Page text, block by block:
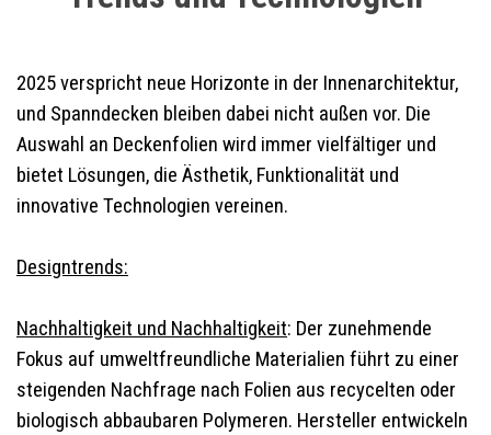
2025 verspricht neue Horizonte in der Innenarchitektur,
und Spanndecken bleiben dabei nicht außen vor. Die
Auswahl an Deckenfolien wird immer vielfältiger und
bietet Lösungen, die Ästhetik, Funktionalität und
innovative Technologien vereinen.
Designtrends:
Nachhaltigkeit und Nachhaltigkeit: Der zunehmende
Fokus auf umweltfreundliche Materialien führt zu einer
steigenden Nachfrage nach Folien aus recycelten oder
biologisch abbaubaren Polymeren. Hersteller entwickeln